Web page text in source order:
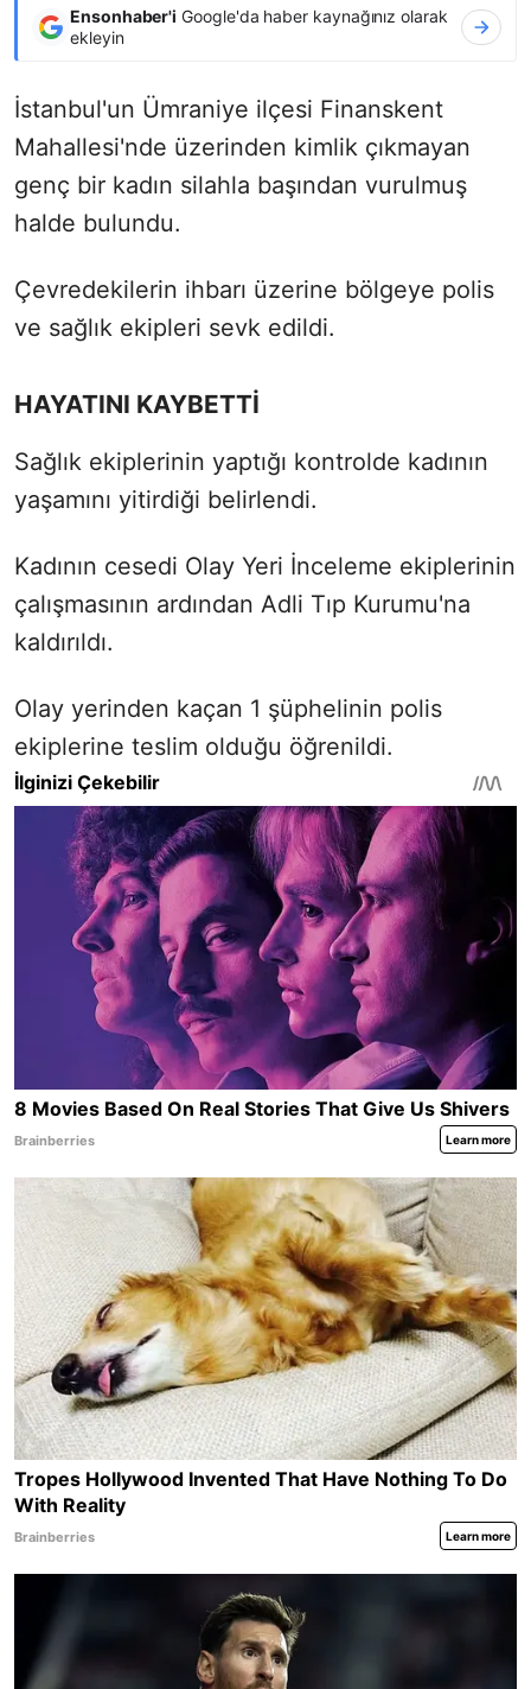
Ensonhaber'i Google'da haber kaynağınız olarak
ekleyin
İstanbul'un Ümraniye ilçesi Finanskent
Mahallesi'nde üzerinden kimlik çıkmayan
genç bir kadın silahla başından vurulmuş
halde bulundu.
Çevredekilerin ihbarı üzerine bölgeye polis
ve sağlık ekipleri sevk edildi.
HAYATINI KAYBETTİ
Sağlık ekiplerinin yaptığı kontrolde kadının
yaşamını yitirdiği belirlendi.
Kadının cesedi Olay Yeri İnceleme ekiplerinin
çalışmasının ardından Adli Tıp Kurumu'na
kaldırıldı.
Olay yerinden kaçan 1 şüphelinin polis
ekiplerine teslim olduğu öğrenildi.